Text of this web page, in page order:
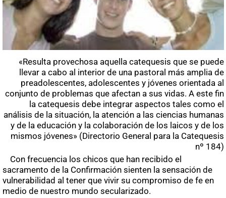
«Resulta provechosa aquella catequesis que se puede
llevar a cabo al interior de una pastoral más amplia de
preadolescentes, adolescentes y jóvenes orientada al
conjunto de problemas que afectan a sus vidas. A este fin
la catequesis debe integrar aspectos tales como el
análisis de la situación, la atención a las ciencias humanas
y de la educación y la colaboración de los laicos y de los
mismos jóvenes» (Directorio General para la Catequesis
nº 184)
Con frecuencia los chicos que han recibido el
sacramento de la Confirmación sienten la sensación de
vulnerabilidad al tener que vivir su compromiso de fe en
medio de nuestro mundo secularizado.